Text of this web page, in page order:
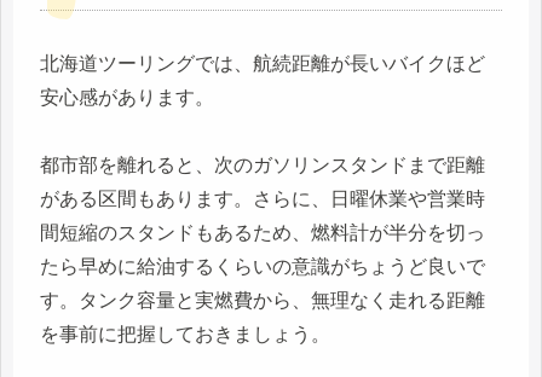
北海道ツーリングでは、航続距離が長いバイクほど
安心感があります。
都市部を離れると、次のガソリンスタンドまで距離
がある区間もあります。さらに、日曜休業や営業時
間短縮のスタンドもあるため、燃料計が半分を切っ
たら早めに給油するくらいの意識がちょうど良いで
す。タンク容量と実燃費から、無理なく走れる距離
を事前に把握しておきましょう。